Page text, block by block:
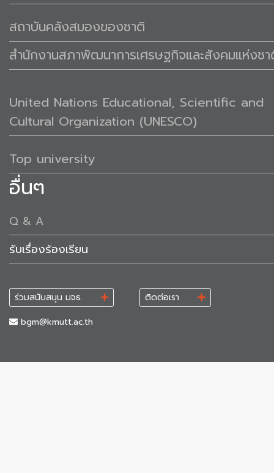
สถาบันคลังสมองของชาติ
สำนักงานสภาพัฒนาการเศรษฐกิจและสังคมแห่งช
United Nations Educational, Scientific and
Cultural Organization (UNESCO)
Top university
อื่นๆ
Q & A
รับเรื่องร้องเรียน
ร่วมสนับสนุน มจธ.
ติดต่อเรา
bgm@kmutt.ac.th